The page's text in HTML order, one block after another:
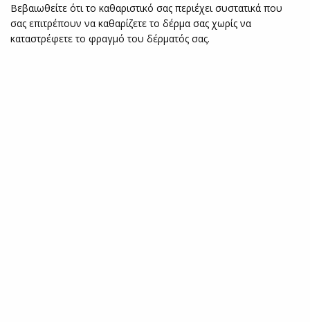
Βεβαιωθείτε ότι το καθαριστικό σας περιέχει συστατικά που
σας επιτρέπουν να καθαρίζετε το δέρμα σας χωρίς να
καταστρέφετε το φραγμό του δέρματός σας.